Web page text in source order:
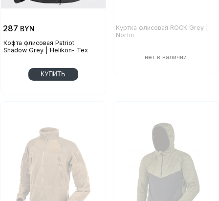
Кофта флисовая Patriot
Shadow Grey | Helikon- Tex
287 BYN
КУПИТЬ
Куртка флисовая ROCK Grey |
Norfin